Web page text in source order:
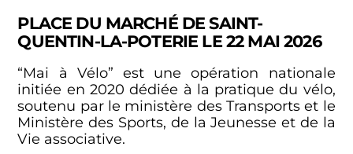
PLACE DU MARCHÉ DE SAINT-
QUENTIN-LA-POTERIE LE 22 MAI 2026
“Mai à Vélo” est une opération nationale
initiée en 2020 dédiée à la pratique du vélo,
soutenu par le ministère des Transports et le
Ministère des Sports, de la Jeunesse et de la
Vie associative.